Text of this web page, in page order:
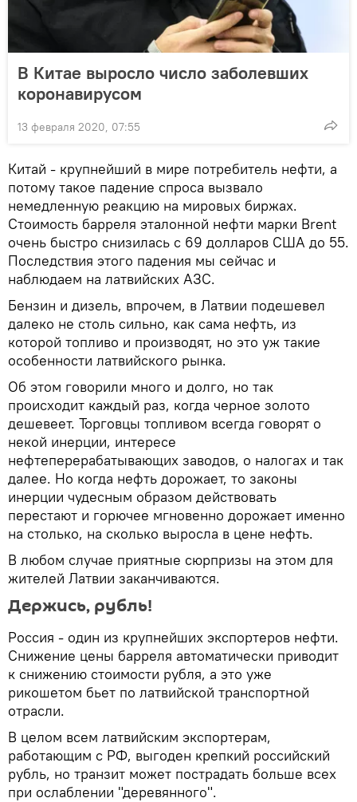
В Китае выросло число заболевших
коронавирусом
13 февраля 2020, 07:55
Китай - крупнейший в мире потребитель нефти, а
потому такое падение спроса вызвало
немедленную реакцию на мировых биржах.
Стоимость барреля эталонной нефти марки Brent
очень быстро снизилась с 69 долларов США до 55.
Последствия этого падения мы сейчас и
наблюдаем на латвийских АЗС.
Бензин и дизель, впрочем, в Латвии подешевел
далеко не столь сильно, как сама нефть, из
которой топливо и производят, но это уж такие
особенности латвийского рынка.
Об этом говорили много и долго, но так
происходит каждый раз, когда черное золото
дешевеет. Торговцы топливом всегда говорят о
некой инерции, интересе
нефтеперерабатывающих заводов, о налогах и так
далее. Но когда нефть дорожает, то законы
инерции чудесным образом действовать
перестают и горючее мгновенно дорожает именно
на столько, на сколько выросла в цене нефть.
В любом случае приятные сюрпризы на этом для
жителей Латвии заканчиваются.
Держись, рубль!
Россия - один из крупнейших экспортеров нефти.
Снижение цены барреля автоматически приводит
к снижению стоимости рубля, а это уже
рикошетом бьет по латвийской транспортной
отрасли.
В целом всем латвийским экспортерам,
работающим с РФ, выгоден крепкий российский
рубль, но транзит может пострадать больше всех
при ослаблении "деревянного".